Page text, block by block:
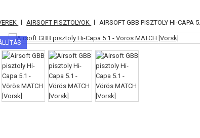
| AIRSOFT PISZTOLYOK | AIRSOFT GBB PISZTOLY HI-CAPA